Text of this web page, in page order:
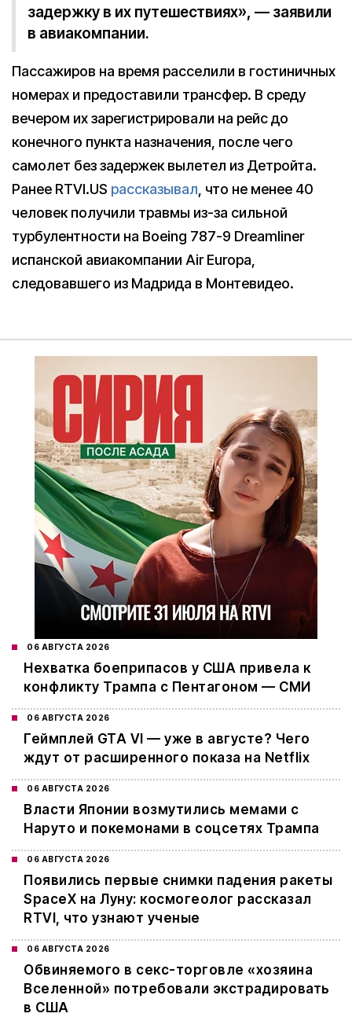
задержку в их путешествиях», — заявили
в авиакомпании.
Пассажиров на время расселили в гостиничных
номерах и предоставили трансфер. В среду
вечером их зарегистрировали на рейс до
конечного пункта назначения, после чего
самолет без задержек вылетел из Детройта.
Ранее RTVI.US рассказывал, что не менее 40
человек получили травмы из-за сильной
турбулентности на Boeing 787-9 Dreamliner
испанской авиакомпании Air Europa,
следовавшего из Мадрида в Монтевидео.
06 АВГУСТА 2026
Нехватка боеприпасов у США привела к
конфликту Трампа с Пентагоном — СМИ
06 АВГУСТА 2026
Геймплей GTA VI — уже в августе? Чего
ждут от расширенного показа на Netflix
06 АВГУСТА 2026
Власти Японии возмутились мемами с
Наруто и покемонами в соцсетях Трампа
06 АВГУСТА 2026
Появились первые снимки падения ракеты
SpaceX на Луну: космогеолог рассказал
RTVI, что узнают ученые
06 АВГУСТА 2026
Обвиняемого в секс-торговле «хозяина
Вселенной» потребовали экстрадировать
в США